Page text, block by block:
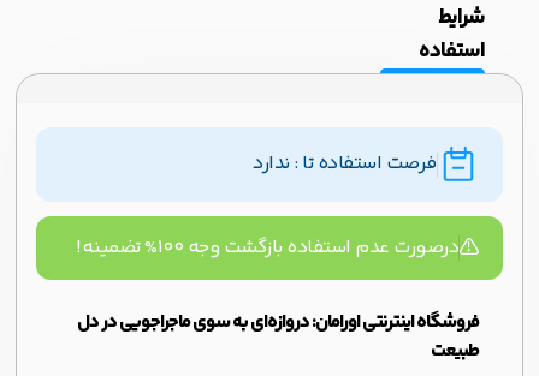
شرایط
استفاده
فرصت استفاده تا : ندارد
درصورت عدم استفاده بازگشت وجه ۱۰۰% تضمینه!
فروشگاه اینترنتی اورامان: دروازه‌ای به سوی ماجراجویی در دل
طبیعت